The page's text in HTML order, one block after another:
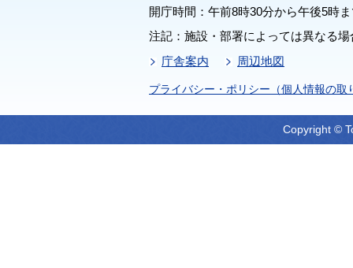
開庁時間：午前8時30分から午後5時
注記：施設・部署によっては異なる
庁舎案内
周辺地図
プライバシー・ポリシー（個人情報の取
Copyright ©